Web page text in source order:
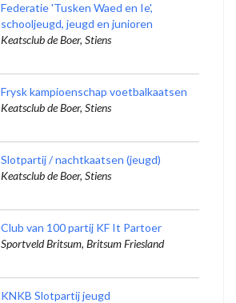
Federatie 'Tusken Waed en Ie',
schooljeugd, jeugd en junioren
Keatsclub de Boer, Stiens
Frysk kampioenschap voetbalkaatsen
Keatsclub de Boer, Stiens
Slotpartij / nachtkaatsen (jeugd)
Keatsclub de Boer, Stiens
Club van 100 partij KF It Partoer
Sportveld Britsum, Britsum Friesland
KNKB Slotpartij jeugd